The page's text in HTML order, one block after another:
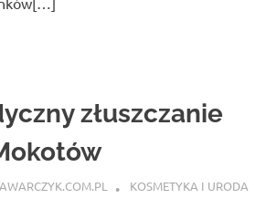
złuszczanie
KOSMETYKA I URODA